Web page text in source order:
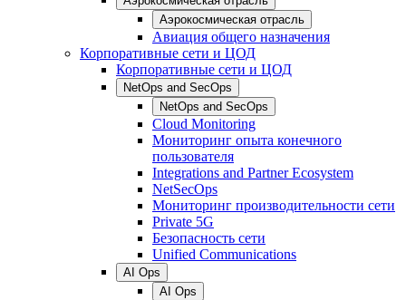
Аэрокосмическая отрасль
Авиация общего назначения
Корпоративные сети и ЦОД
Корпоративные сети и ЦОД
NetOps and SecOps
NetOps and SecOps
Cloud Monitoring
Мониторинг опыта конечного
пользователя
Integrations and Partner Ecosystem
NetSecOps
Мониторинг производительности сети
Private 5G
Безопасность сети
Unified Communications
AI Ops
AI Ops